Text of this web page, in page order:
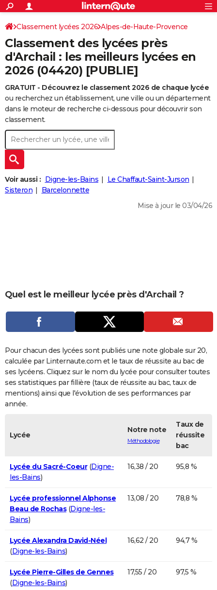
ACTUALITÉS
Politique
Société
Faits Divers
Education
Monde
Villes
+
SPORT
Coupe du monde 2026
Football
Tennis
Cyclisme
Rugby
Forum
CULTURE
Programme TV
TNT
Streaming
Cinéma
Sorties cinéma
Musique
+
FINANCE
Retraite
Impôts
Epargne
Immobilier
Risques naturels par ville
Banque
Assurance
Crédit
AUTO
Essais
Réserver un essai
Citadines
Berlines
SUV
Forum auto
+
HIGH-TECH
BRICOLAGE
Forum
Aménagement intérieur
Extérieur
Cuisine
Salle de bains
Jardinage
Rangement
+WEEK-END
Guides de France
Escapades
Patrimoine
Expositions
Musées
Week-end nature
+
LIFESTYLE
Art de vivre
Bien-être
Loisirs
Mode
Modes de vie
+SANTE
Dictionnaire
Biographies
Expressions
Proverbes
PROGRAMME TV
COPAINS D'AVANT
S'inscrire
Se connecter
Lycées
Collèges
Primaires
Universités
Entreprises
Service militaire
Avis de recherche
AVIS DE DÉCÈS
FORUM
Bricolage
Lifestyle
Culture
Sport
Auto
Television
Voyage
Cinema
Rechercher
S'inscrire
Connexion
Classement lycées 2026 Alpes-de-Haute-Provence
Classement des lycées près
d'Archail : les meilleurs lycées en
2026 (04420) [PUBLIE]
GRATUIT - Découvrez le classement 2026 de chaque lycée
ou recherchez un établissement, une ville ou un département
dans le moteur de recherche ci-dessous pour découvrir son
classement.
Voir aussi : Digne-les-Bains
Le Chaffaut-Saint-Jurson
Sisteron
Barcelonnette
Mise à jour le 03/04/26
Quel est le meilleur lycée près d'Archail ?
Pour chacun des lycées sont publiés une note globale sur 20,
calculée par Linternaute.com et le taux de réussite au bac de
ses lycéens. Cliquez sur le nom du lycée pour consulter toutes
ses statistiques par fillière (taux de réussite au bac, taux de
mentions) ainsi que l'évolution de ses performances par
année.
Lycée
Notre note
Méthodologie
Taux de
réussite
bac
Lycée du Sacré-Coeur(Digne-
les-Bains)
16,38 / 20 95,8 %
Lycée professionnel Alphonse
Beau de Rochas(Digne-les-
Bains)
13,08 / 20 78,8 %
Lycée Alexandra David-Néel
(Digne-les-Bains)
16,62 / 20 94,7 %
Lycée Pierre-Gilles de Gennes
(Digne-les-Bains)
17,55 / 20 97,5 %